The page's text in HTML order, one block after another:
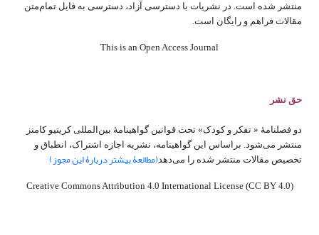
منتشر شده است. در نشریات با دسترسی آزاد، دسترسی به فایل تمام‌متن
مقالات فراهم و رایگان است.
This is an Open Access Journal
حق نشر
دو فصلنامۀ « تفکر و کودک» تحت قوانین گواهینامۀ بین‌المللی کریتیو کامنز
منتشر می‌شود. براساس این گواهینامه، نشریه اجازه اشتراک، انطباق و
تخصیص مقالات منتشر شده را می‌دهد(مطالعۀ بیشتر دربارۀ این مجوز)
Creative Commons Attribution 4.0 International License (CC BY 4.0)